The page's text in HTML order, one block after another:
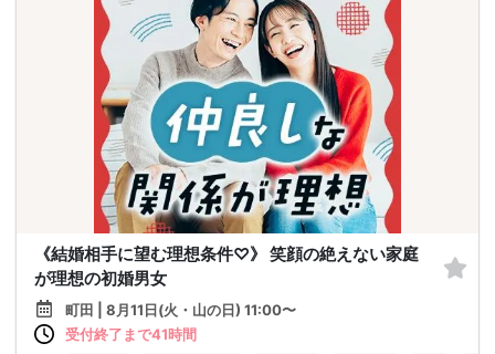
《結婚相手に望む理想条件♡》 笑顔の絶えない家庭
が理想の初婚男女
町田 | 8月11日(火・山の日) 11:00〜
受付終了まで41時間